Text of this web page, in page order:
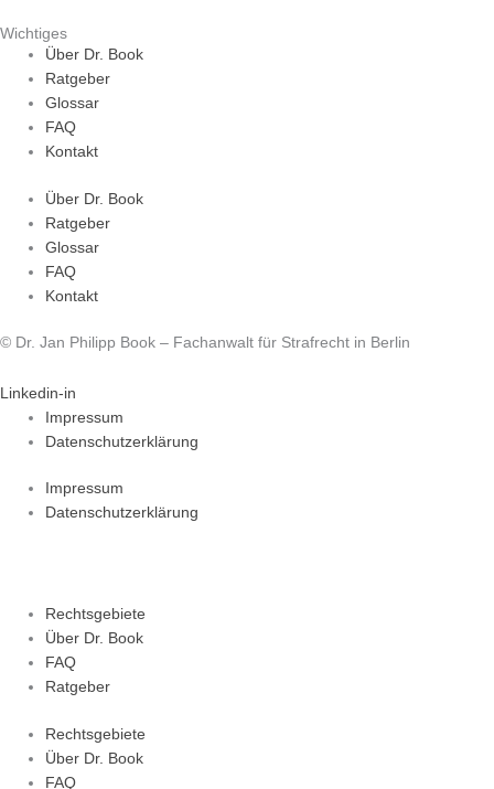
Wichtiges
Über Dr. Book
Ratgeber
Glossar
FAQ
Kontakt
Über Dr. Book
Ratgeber
Glossar
FAQ
Kontakt
© Dr. Jan Philipp Book – Fachanwalt für Strafrecht in Berlin
Linkedin-in
Impressum
Datenschutzerklärung
Impressum
Datenschutzerklärung
Rechtsgebiete
Über Dr. Book
FAQ
Ratgeber
Rechtsgebiete
Über Dr. Book
FAQ